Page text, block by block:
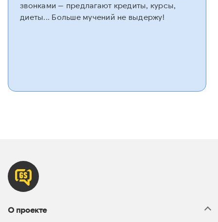
звонками — предлагают кредиты, курсы,
диеты... Больше мучений не выдержу!
О проекте